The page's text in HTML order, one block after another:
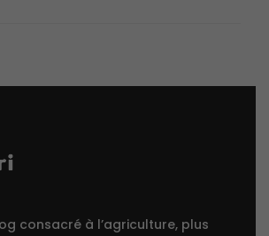
consacré à l’agriculture, plus